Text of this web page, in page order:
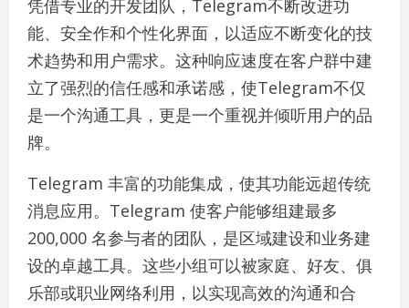
凭借专业的开发团队，Telegram不断改进功
能、安全作和个性化界面，以适应不断变化的技
术趋势和用户需求。这种响应速度在客户群中建
立了强烈的信任感和承诺感，使Telegram不仅
是一个沟通工具，更是一个重视并倾听用户的品
牌。
Telegram 丰富的功能集成，使其功能远超传统
消息应用。Telegram 使客户能够组建最多
200,000 名参与者的团队，是区域建设和业务建
设的卓越工具。这些小组可以被家庭、好友、俱
乐部或职业网络利用，以实现高效的沟通和合